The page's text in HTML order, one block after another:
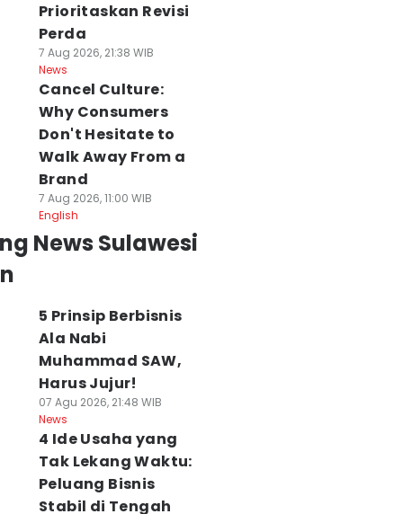
Prioritaskan Revisi
Perda
7 Aug 2026, 21:38 WIB
News
Cancel Culture:
Why Consumers
Don't Hesitate to
Walk Away From a
Brand
7 Aug 2026, 11:00 WIB
English
News Sulawesi
5 Prinsip Berbisnis
Ala Nabi
Muhammad SAW,
Harus Jujur!
07 Agu 2026, 21:48 WIB
News
4 Ide Usaha yang
Tak Lekang Waktu:
Peluang Bisnis
Stabil di Tengah